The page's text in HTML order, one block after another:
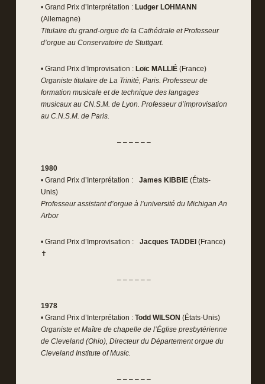
• Grand Prix d’Interprétation : Ludger LOHMANN
(Allemagne)
Titulaire du grand-orgue de la Cathédrale et Professeur
d’orgue au Conservatoire de Stuttgart.
• Grand Prix d’Improvisation : Loïc MALLIÉ (France)
Organiste titulaire de La Trinité, Paris. Professeur de
formation musicale et de technique des langages
musicaux au CN.S.M. de Lyon. Professeur d’improvisation
au C.N.S.M. de Paris.
– – – – – –
1980
• Grand Prix d’Interprétation : James KIBBIE (États-
Unis)
Professeur assistant d’orgue à l’université du Michigan An
Arbor
• Grand Prix d’Improvisation : Jacques TADDEI (France)
✝
– – – – – –
1978
• Grand Prix d’Interprétation : Todd WILSON (États-Unis)
Organiste et Maître de chapelle de l’Église presbytérienne
de Cleveland (Ohio), Directeur du Département orgue du
Cleveland Institute of Music.
– – – – – –